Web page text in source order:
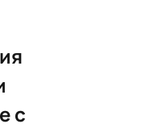
с